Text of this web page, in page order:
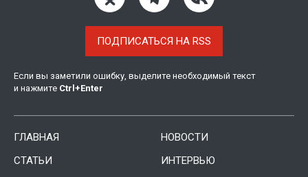
ПОДПИСАТЬСЯ НА RSS
Если вы заметили ошибку, выделите необходимый текст
и нажмите Ctrl +Enter
ГЛАВНАЯ
НОВОСТИ
СТАТЬИ
ИНТЕРВЬЮ